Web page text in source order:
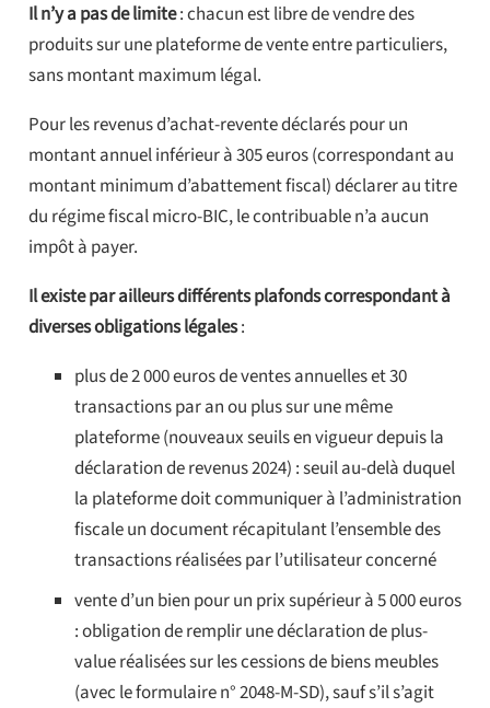
Il n’y a pas de limite: chacun est libre de vendre des
produits sur une plateforme de vente entre particuliers,
sans montant maximum légal.
Pour les revenus d’achat-revente déclarés pour un
montant annuel inférieur à 305 euros (correspondant au
montant minimum d’abattement fiscal) déclarer au titre
du régime fiscal micro-BIC, le contribuable n’a aucun
impôt à payer.
Il existe par ailleurs différents plafonds correspondant à
diverses obligations légales:
plus de 2 000 euros de ventes annuelles et 30
transactions par an ou plus sur une même
plateforme (nouveaux seuils en vigueur depuis la
déclaration de revenus 2024) : seuil au-delà duquel
la plateforme doit communiquer à l’administration
fiscale un document récapitulant l’ensemble des
transactions réalisées par l’utilisateur concerné
vente d’un bien pour un prix supérieur à 5 000 euros
: obligation de remplir une déclaration de plus-
value réalisées sur les cessions de biens meubles
(avec le formulaire n° 2048-M-SD), sauf s’il s’agit